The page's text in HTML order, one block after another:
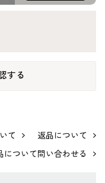
する
て
返品について
について問い合わせる